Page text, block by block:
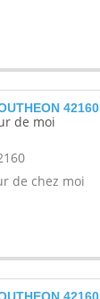
42160
de moi
de chez moi